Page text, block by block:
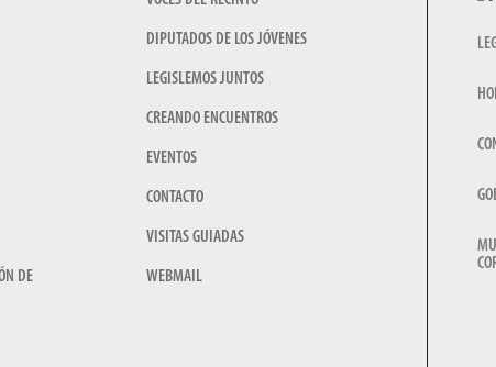
DE
DIPUTADOS DE LOS JÓVENES
LEGISLEMOS JUNTOS
CREANDO ENCUENTROS
EVENTOS
CONTACTO
VISITAS GUIADAS
WEBMAIL